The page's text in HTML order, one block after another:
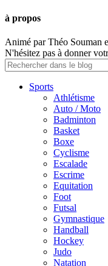
à propos
Animé par Théo Souman
N'hésitez pas à donner
Sports
Athlétisme
Auto / Moto
Badminton
Basket
Boxe
Cyclisme
Escalade
Escrime
Equitation
Foot
Futsal
Gymnastique
Handball
Hockey
Judo
Natation